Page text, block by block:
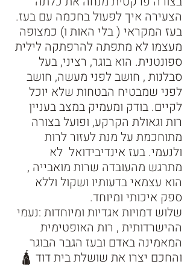
הצעירה איך לפעול בחכמה עם בעז.
בעז המקראי ( בלי האות ו) כמצופה
מעצמו לא מתפתה להרפתקה לילית
ספונטנית. הוא בוגר, רציני, בעל
סבלנות , חושב לפני מעשה, חושב
לפני שמבטיח הבטחות שלא יוכל
לקיים. בודק ומעמיק במצב בעניין
רות וגאולת הקרקע, ופועל בצורה
מתוחכמת על מנת לעזור לרות
ולנעמי. בעז אינדיבידואל  לא
מתרגש מהעובדה שרות מואבייה ,
הוא עצמאי בדעותיו ושקול וללא
ספק איכותי ומיוחד.
שלוש דמויות אגדיות ומיוחדות :נעמי
ההישרדותית , רות האופטימית
המאמינה באדם ובעז הגבר הבוגר
והחכם יצרו את שושלת בית דוד 🛕